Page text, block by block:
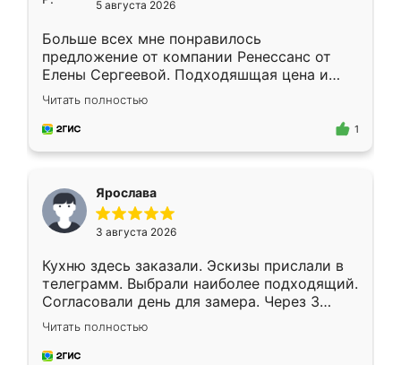
5 августа 2026
Больше всех мне понравилось
предложение от компании Ренессанс от
Елены Сергеевой. Подходяшщая цена и
короткие сроки изготовления. Приехавший
для замера сотрудник Владислав
предложил по моему эскизу самый
Читать полностью
1
Ярослава
3 августа 2026
Кухню здесь заказали. Эскизы прислали в
телеграмм. Выбрали наиболее подходящий.
Согласовали день для замера. Через 3
недели кухня была уже готова. Остались
довольны работой. Спасибо Ренессанс
мебель за качественную работу!
Читать полностью